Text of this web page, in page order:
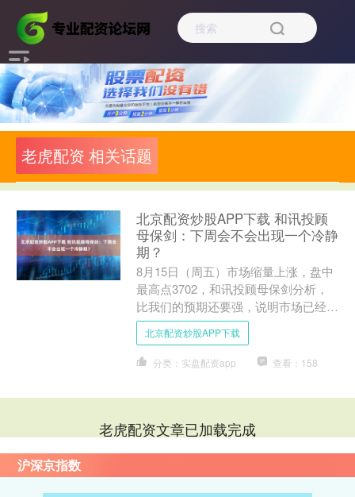
老虎配资 相关话题
北京配资炒股APP下载 和讯投顾
母保剑：下周会不会出现一个冷静
期？
8月15日（周五）市场缩量上涨，盘中
最高点3702，和讯投顾母保剑分析，
比我们的预期还要强，说明市场已经迫
不及待见证突破3731的高点了，今天
的量只比昨天缩了3....
北京配资炒股APP下载
分类：实盘配资app 查看：158
老虎配资文章已加载完成
沪深京指数